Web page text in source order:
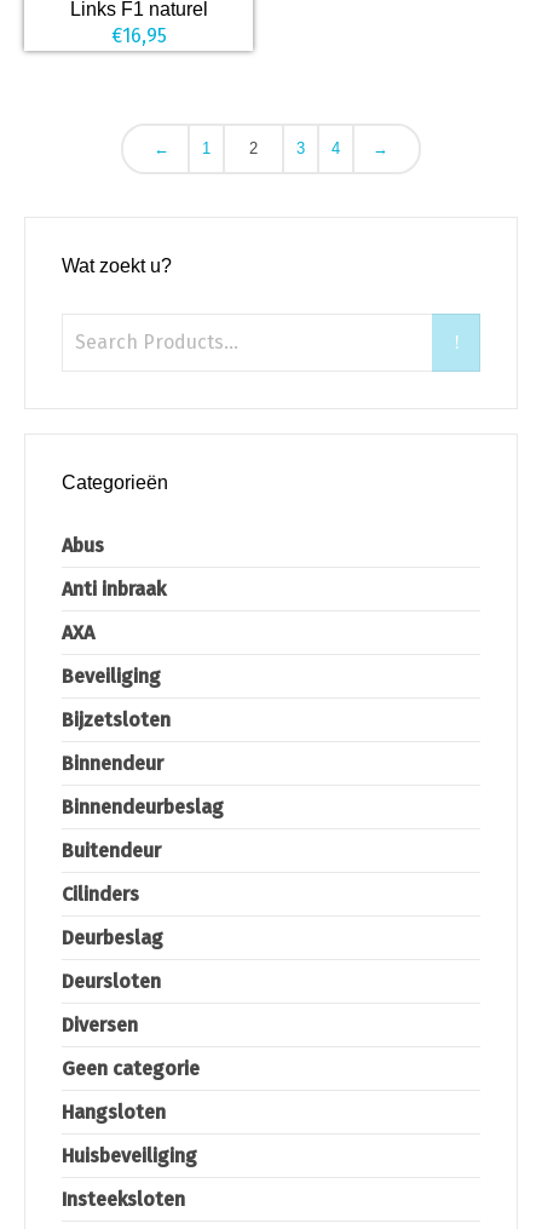
Links F1 naturel
€16,95
← 1 2 3 4 →
Wat zoekt u?
Categorieën
Abus
Anti inbraak
AXA
Beveiliging
Bijzetsloten
Binnendeur
Binnendeurbeslag
Buitendeur
Cilinders
Deurbeslag
Deursloten
Diversen
Geen categorie
Hangsloten
Huisbeveiliging
Insteeksloten